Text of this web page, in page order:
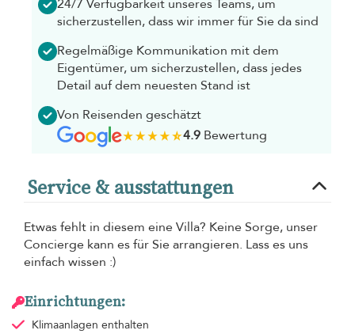
24/7 Verfügbarkeit unseres Teams, um
sicherzustellen, dass wir immer für Sie da sind
Regelmäßige Kommunikation mit dem
Eigentümer, um sicherzustellen, dass jedes
Detail auf dem neuesten Stand ist
Von Reisenden geschätzt
4.9Bewertung
Service & ausstattungen
Etwas fehlt in diesem eine Villa? Keine Sorge, unser
Concierge kann es für Sie arrangieren. Lass es uns
einfach wissen :)
Einrichtungen:
Klimaanlagen enthalten